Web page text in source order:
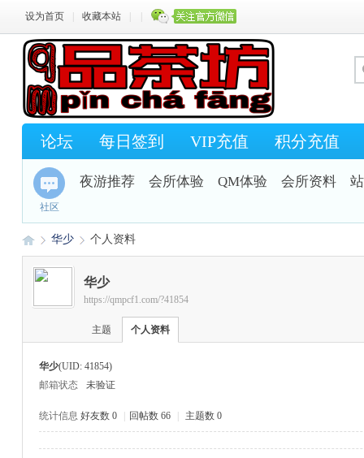
设为首页 收藏本站
论坛 每日签到 VIP充值 积分充值
社区
夜游推荐 会所体验 QM体验 会所资料
›
华少
›
个人资料
华少
https://qmpcf1.com/?41854
主题 个人资料
华少(UID: 41854)
邮箱状态
未验证
统计信息 好友数 0 回帖数 66 主题数 0